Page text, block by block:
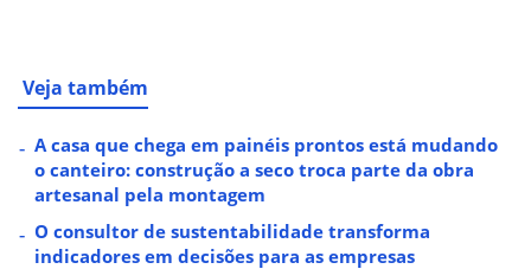
Veja também
A casa que chega em painéis prontos está mudando
o canteiro: construção a seco troca parte da obra
artesanal pela montagem
O consultor de sustentabilidade transforma
indicadores em decisões para as empresas